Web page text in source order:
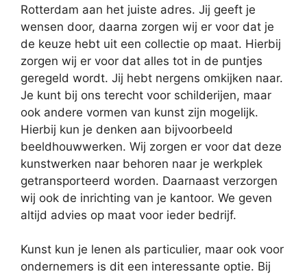
Rotterdam aan het juiste adres. Jij geeft je
wensen door, daarna zorgen wij er voor dat je
de keuze hebt uit een collectie op maat. Hierbij
zorgen wij er voor dat alles tot in de puntjes
geregeld wordt. Jij hebt nergens omkijken naar.
Je kunt bij ons terecht voor schilderijen, maar
ook andere vormen van kunst zijn mogelijk.
Hierbij kun je denken aan bijvoorbeeld
beeldhouwwerken. Wij zorgen er voor dat deze
kunstwerken naar behoren naar je werkplek
getransporteerd worden. Daarnaast verzorgen
wij ook de inrichting van je kantoor. We geven
altijd advies op maat voor ieder bedrijf.
Kunst kun je lenen als particulier, maar ook voor
ondernemers is dit een interessante optie. Bij